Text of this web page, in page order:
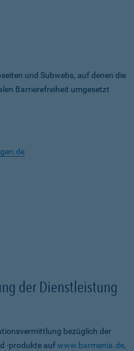
und Subwebs, auf denen die
Barrierefreiheit umgesetzt
der Dienstleistung
bezüglich der
-produkte aufwww.barmenia.de,